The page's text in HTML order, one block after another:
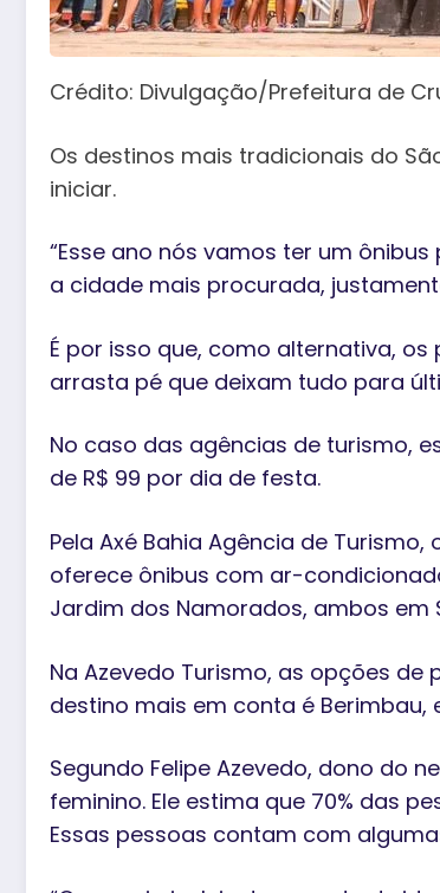
Crédito: Divulgação/Prefeitura de
Os destinos mais tradicionais do
iniciar.
“Esse ano nós vamos ter um
a cidade mais procurada,
É por isso que, como alternativa,
arrasta pé que deixam tudo para
No caso das agências de turismo,
de R$ 99 por dia de festa.
Pela Axé Bahia Agência de
oferece ônibus com ar-
Jardim dos Namorados, ambos em
Na Azevedo Turismo, as opções de
destino mais em conta é Berimbau,
Segundo Felipe Azevedo, dono do
feminino. Ele estima que 70% das
Essas pessoas contam com